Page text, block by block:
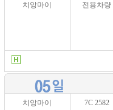
치앙마이 전용차량
치앙마이 7C 2582